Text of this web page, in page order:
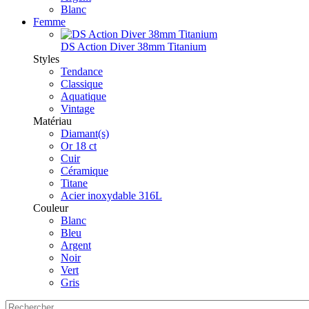
Blanc
Femme
DS Action Diver 38mm Titanium
Styles
Tendance
Classique
Aquatique
Vintage
Matériau
Diamant(s)
Or 18 ct
Cuir
Céramique
Titane
Acier inoxydable 316L
Couleur
Blanc
Bleu
Argent
Noir
Vert
Gris